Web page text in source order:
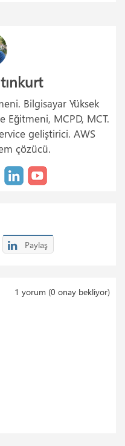
Bilgisayar Yüksek
Eğitmeni, MCPD, MCT.
geliştirici. AWS
çözücü.
Paylaş
1 yorum (0 onay bekliyor)